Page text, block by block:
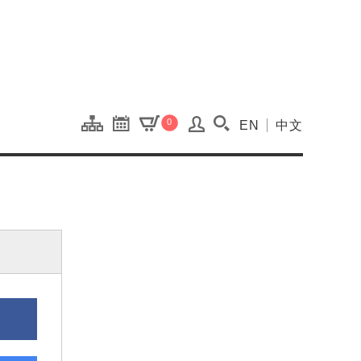
0 搜尋(開啟搜尋視窗)
EN 中文